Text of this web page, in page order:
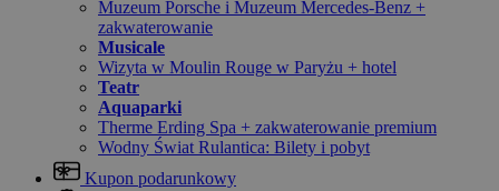
Muzeum Porsche i Muzeum Mercedes-Benz +
zakwaterowanie
Musicale
Wizyta w Moulin Rouge w Paryżu + hotel
Teatr
Aquaparki
Therme Erding Spa + zakwaterowanie premium
Wodny Świat Rulantica: Bilety i pobyt
Kupon podarunkowy